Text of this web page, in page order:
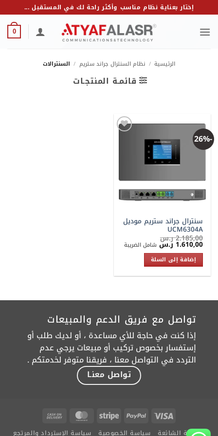
للمحتوى
إختار بعناية نظام مناسب وأكثر راحة لك في المستقبل ...
0
الرئيسية / نظام السنترال جراند ستريم / السنترالات
قائمـة المنتجـات
-26%
سنترال جراند ستريم موديل
UCM6304A
2.185,00 ر.س السعر
الأصلي
هو:
2.185,00 ر.س.
1.610,00 ر.س السعر
الحالي
هو:
1.610,00 ر.س.
شامل الضريبة
إضافة إلى السلة
تواصل مع فريق الدعم والمبيعات
إذا كنت في حاجة للأي مساعدة ، أو لديك طلب أو
إستفسار بخصوص تركيب أو مبيعات يرجي عدم
التردد في التواصل معنا ، فريقنا متوفر لخدمتكم .
تواصل معنـا
Visa
PayPal
Stripe
MasterCard
الأسئلة الشائعة سياسة الخصوصية سياسة الإسترداد والمرتجع